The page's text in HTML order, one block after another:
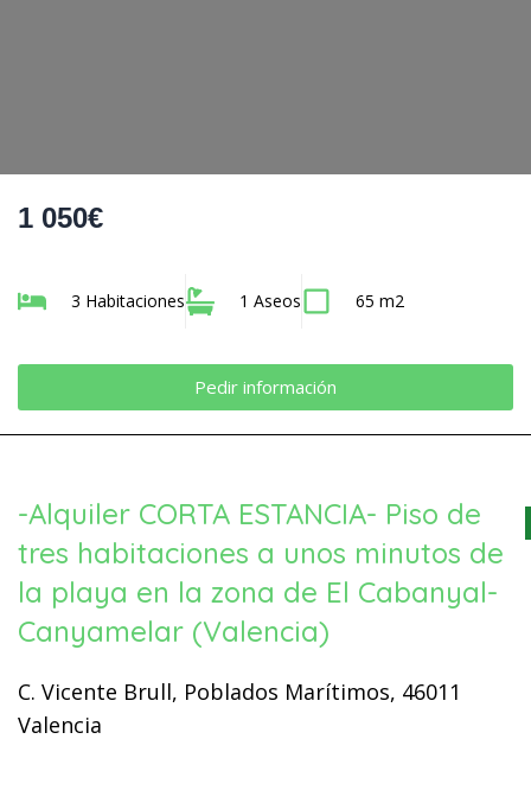
1 050€
3 Habitaciones 1 Aseos 65 m2
Pedir información
-Alquiler CORTA ESTANCIA- Piso de
tres habitaciones a unos minutos de
la playa en la zona de El Cabanyal-
Canyamelar (Valencia)
C. Vicente Brull, Poblados Marítimos, 46011
Valencia